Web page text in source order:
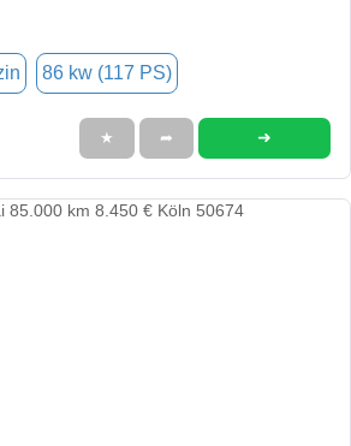
86 kw (117 PS)
★ ➦ ➜